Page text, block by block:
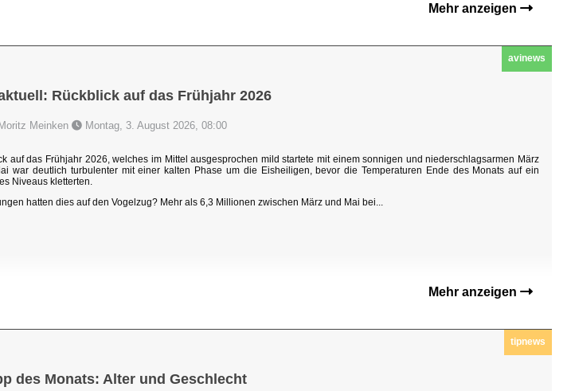
Mehr anzeigen
avinews
Rückblick auf das Frühjahr 2026
Meinken Montag, 3. August 2026, 08:00
auf das Frühjahr 2026, welches im Mittel ausgesprochen mild startete mit einem sonnigen und niederschlagsarmen März
war deutlich turbulenter mit einer kalten Phase um die Eisheiligen, bevor die Temperaturen Ende des Monats auf ein
Niveaus kletterten.
hatten dies auf den Vogelzug? Mehr als 6,3 Millionen zwischen März und Mai bei...
Mehr anzeigen
tipnews
des Monats: Alter und Geschlecht